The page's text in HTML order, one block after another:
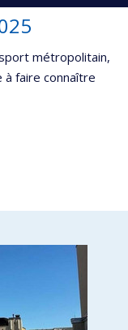
métropolitain,
à faire connaître